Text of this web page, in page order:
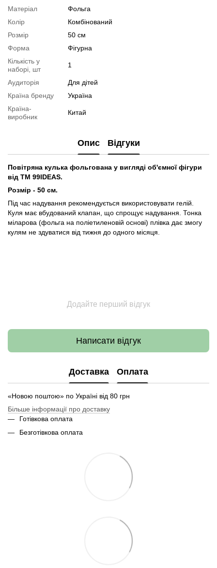
Матеріал
Фольга
Колір
Комбінований
Розмір
50 см
Форма
Фігурна
Кількість у
наборі, шт
1
Аудиторія
Для дітей
Країна бренду
Україна
Країна-
виробник
Китай
Опис Відгуки
Повітряна кулька фольгована у вигляді об'ємної фігури
від ТМ 99IDEAS.
Розмір - 50 см.
Під час надування рекомендується використовувати гелій.
Куля має вбудований клапан, що спрощує надування. Тонка
міларова (фольга на поліетиленовій основі) плівка дає змогу
кулям не здуватися від тижня до одного місяця.
Додайте перший відгук
Написати відгук
Доставка Оплата
«Новою поштою» по Україні від 80 грн
Більше інформації про доставку
Готівкова оплата
Безготівкова оплата